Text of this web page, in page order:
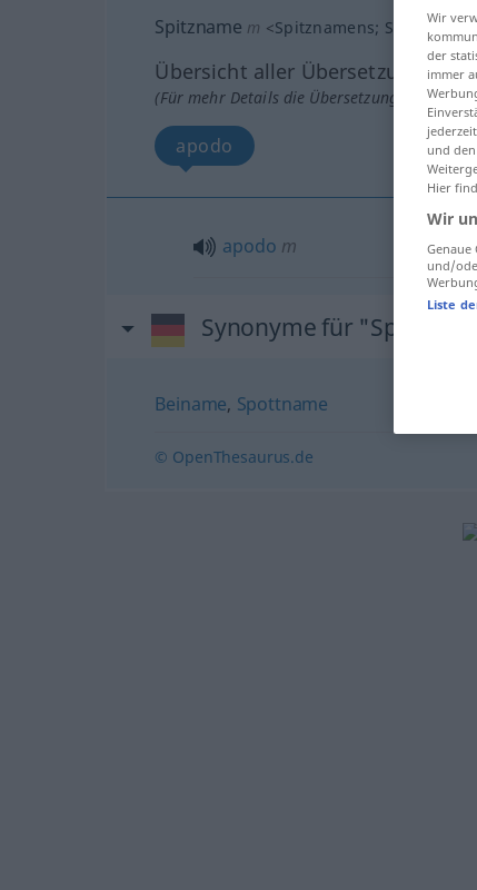
Spitzname m <Spitznamens; Spitznamen
Übersicht aller Übersetzungen
(Für mehr Details die Übersetzung
apodo
apodo m
Synonyme für
Beiname, Spottname
© OpenThesaurus.de
Wir
der
immer
und
Hier
Wir
und/
Liste